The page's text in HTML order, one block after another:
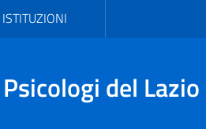
ISTITUZIONI
del Lazio